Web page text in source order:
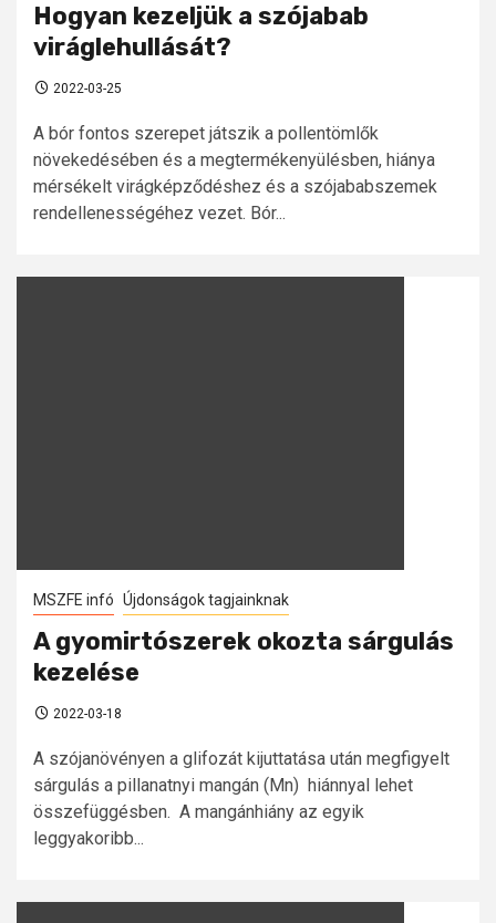
Hogyan kezeljük a szójabab
viráglehullását?
2022-03-25
A bór fontos szerepet játszik a pollentömlők
növekedésében és a megtermékenyülésben, hiánya
mérsékelt virágképződéshez és a szójababszemek
rendellenességéhez vezet. Bór...
MSZFE infó Újdonságok tagjainknak
A gyomirtószerek okozta sárgulás
kezelése
2022-03-18
A szójanövényen a glifozát kijuttatása után megfigyelt
sárgulás a pillanatnyi mangán (Mn) hiánnyal lehet
összefüggésben. A mangánhiány az egyik
leggyakoribb...